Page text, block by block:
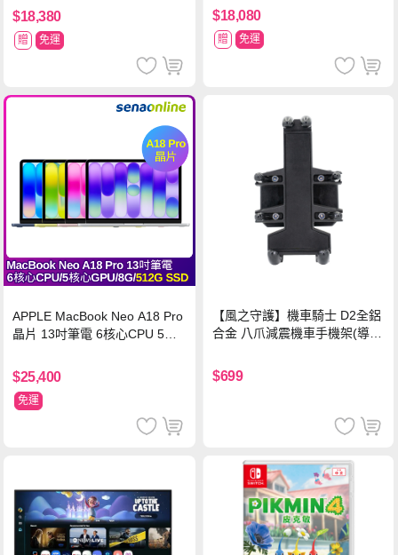
器
$18,380
贈 免運
球 狂熱 中文版
$18,080
贈 免運
APPLE MacBook Neo A18 Pro
晶片 13吋筆電 6核心CPU 5核
$25,400
免運
【風之守護】機車騎士 D2全鋁
合金 八爪減震機車手機架(導航
族)
$699